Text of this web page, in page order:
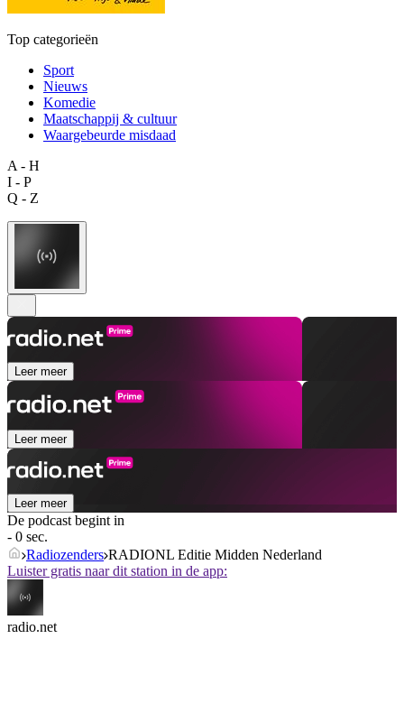
Top categorieën
Sport
Nieuws
Komedie
Maatschappij & cultuur
Waargebeurde misdaad
A - H
I - P
Q - Z
Leer meer
Leer meer
Leer meer
De podcast begint in
- 0 sec.
Radiozenders RADIONL Editie Midden Nederland
Luister gratis naar dit station in de app:
radio.net